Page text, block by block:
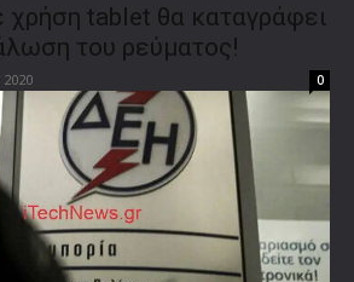
tablet θα καταγράφει
του ρεύματος!
0